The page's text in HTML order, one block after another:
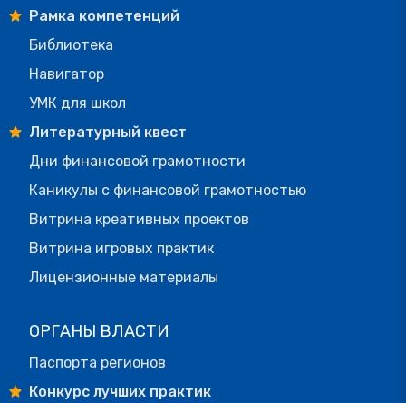
Рамка компетенций
Библиотека
Навигатор
УМК для школ
Литературный квест
Дни финансовой грамотности
Каникулы с финансовой грамотностью
Витрина креативных проектов
Витрина игровых практик
Лицензионные материалы
ОРГАНЫ ВЛАСТИ
Паспорта регионов
Конкурс лучших практик